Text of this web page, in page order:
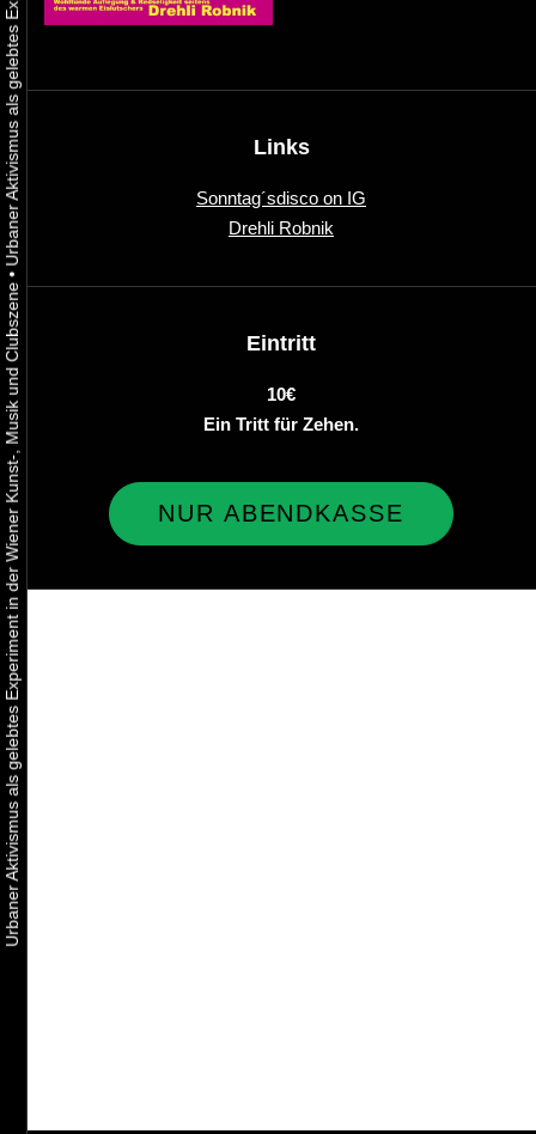
Urbaner Aktivismus als gelebtes Experiment in der Wiener Kunst-, Musik und Clubszene
•
Links
Sonntag´sdisco on IG
Drehli Robnik
Eintritt
10€
Ein Tritt für Zehen.
NUR ABENDKASSE